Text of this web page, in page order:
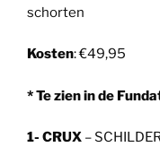
schorten
Kosten: €49,95
* Te zien in de
1- CRUX –